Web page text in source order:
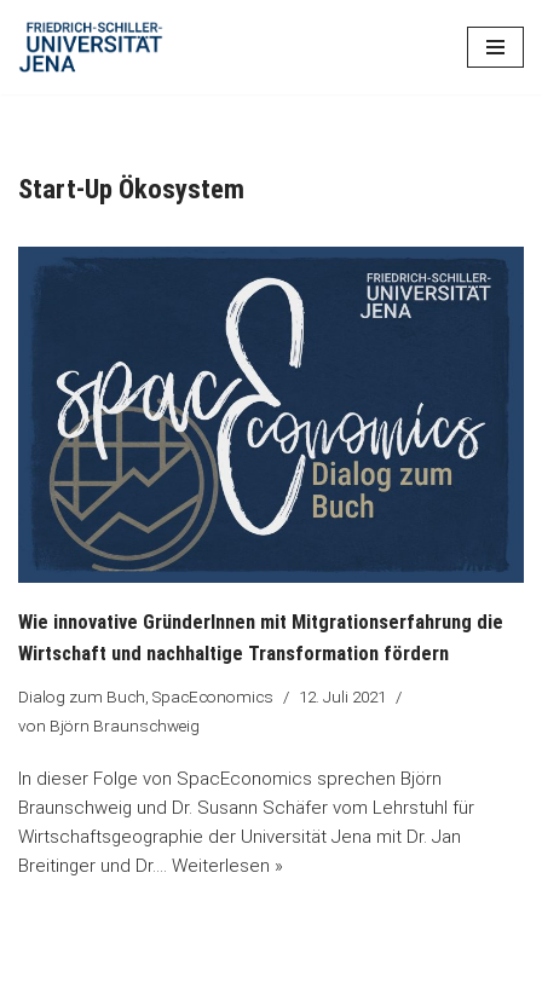
Zum
Start-Up Ökosystem
Wie innovative GründerInnen mit Mitgrationserfahrung die
Wirtschaft und nachhaltige Transformation fördern
Dialog zum Buch, SpacEconomics
12. Juli 2021
von Björn Braunschweig
In dieser Folge von SpacEconomics sprechen Björn
Braunschweig und Dr. Susann Schäfer vom Lehrstuhl für
Wirtschaftsgeographie der Universität Jena mit Dr. Jan
Breitinger und Dr.… Weiterlesen »